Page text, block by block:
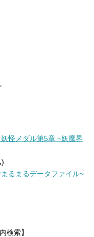
怪メダル第5章 ~妖魔界
)
るまるデータファイル~
検索】